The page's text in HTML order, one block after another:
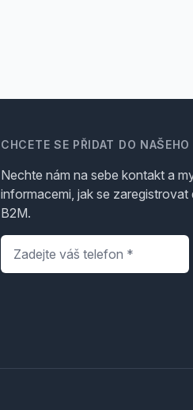
CHCETE SE PŘIDAT DO
Nechte nám na sebe kontakt a
informacemi, jak se zaregistrovat
B2M.
Telefon